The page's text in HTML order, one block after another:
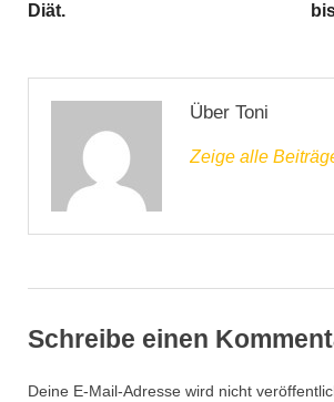
Diät.
Über Toni
Zeige alle
Schreibe einen
Deine E-Mail-Adresse wird nicht